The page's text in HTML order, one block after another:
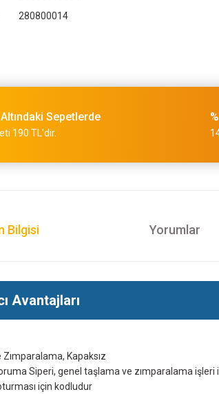
280800014
Sepetlerde
190 TL'dir.
Bilgisi Yorumlar
Avantajları
Kapaksız
Siperi, genel taşlama ve zımparalama işleri
için kodludur